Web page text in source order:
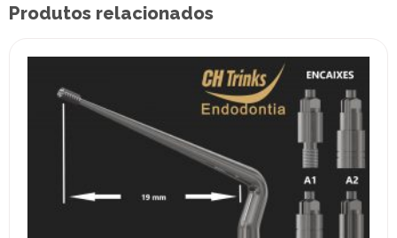
Produtos relacionados